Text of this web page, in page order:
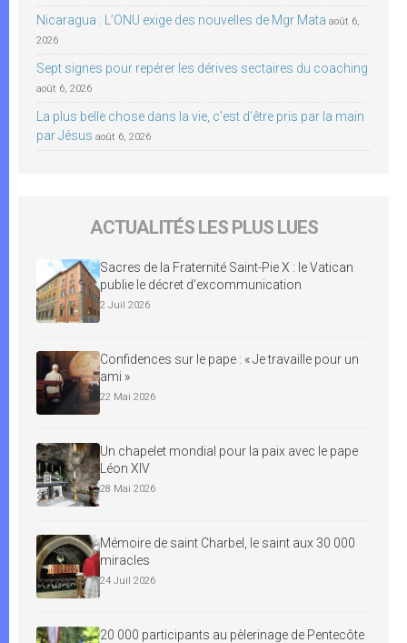
Nicaragua : L’ONU exige des nouvelles de Mgr Mata août 6,
2026
Sept signes pour repérer les dérives sectaires du coaching
août 6, 2026
La plus belle chose dans la vie, c’est d’être pris par la main
par Jésus août 6, 2026
ACTUALITÉS LES PLUS LUES
Sacres de la Fraternité Saint-Pie X : le Vatican
publie le décret d’excommunication
2 Juil 2026
Confidences sur le pape : « Je travaille pour un
ami »
22 Mai 2026
Un chapelet mondial pour la paix avec le pape
Léon XIV
28 Mai 2026
Mémoire de saint Charbel, le saint aux 30 000
miracles
24 Juil 2026
20 000 participants au pèlerinage de Pentecôte